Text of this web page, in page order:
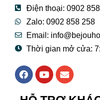
Điện thoại: 0902
Zalo: 0902 858 258
Email:
Thời gian mở cửa:
F
a
e
Y
o
t
E
n
e